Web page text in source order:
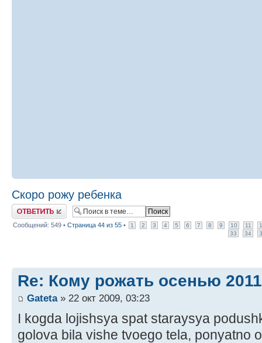
Скоро рожу ребенка
Ответить
Сообщений: 549 • Страница 44 из 55 • 1 2 3 4 5 6 7 8 9 10 11
33
34
Re: Кому рожать осенью
Gateta» 22 окт 2009, 03:23
I kogda lojishsya spat staraysya
golova bila vishe tvoego tela, ponyatno